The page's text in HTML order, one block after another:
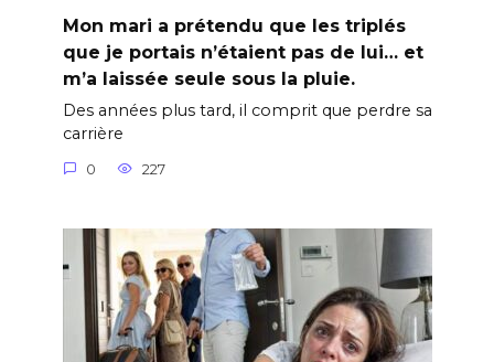
Mon mari a prétendu que les triplés
que je portais n’étaient pas de lui… et
m’a laissée seule sous la pluie.
Des années plus tard, il comprit que perdre sa
carrière
0 227